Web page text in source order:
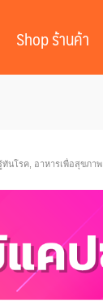
Shop ร้านค้า
ทันโรค อาหารเพื่อสุขภาพ